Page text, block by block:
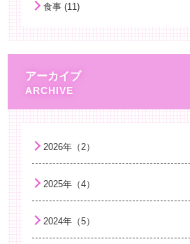
小児のレストレスレッグス症候群（むずむず脚症
子どもと海外旅行
がんばり過ぎない子育て
薬剤耐性て何？
麻しん（はしか）
子どもと学校
花粉症
食事 (11)
アーカイブ
2026年（2）
2025年（4）
2024年（5）